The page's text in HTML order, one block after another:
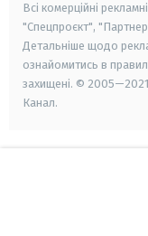
Всі комерційні
"Спецпроєкт",
Детальніше щодо
ознайомитись в
захищені. ©
Канал.